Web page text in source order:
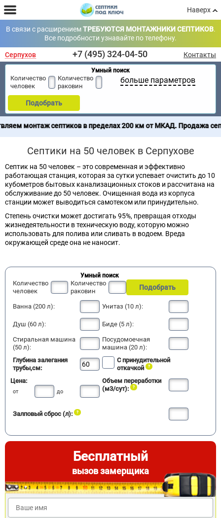
Наверх
В связи с расширениемТРЕБУЮТСЯ МОНТАЖНИКИ СЕПТИКОВ.
Все подробности узнавайте по телефону.
Серпухов +7 (495) 324-04-50 Контакты
Умный поиск
Количество
человек
Количество
раковин
больше параметров
Подобрать
в пределах 200 км от МКАД. Продажа септиков по всей
Септики на 50 человек в Серпухове
Септик на 50 человек – это современная и эффективно
работающая станция, которая за сутки успевает очистить до 10
кубометров бытовых канализационных стоков и рассчитана на
обслуживание до 50 человек. Очищенная вода из корпуса
станции может выводиться самотеком или принудительно.
Степень очистки может достигать 95%, превращая отходы
жизнедеятельности в техническую воду, которую можно
использовать для полива или сливать в водоем. Вреда
окружающей среде она не наносит.
Умный поиск
Количество
человек
Количество
раковин
Подобрать
Ванна (200 л): Унитаз (10 л):
Душ (60 л): Биде (5 л):
Стиральная машина
(50 л):
Посудомоечная
машина (20 л):
Глубина залегания
трубы,см:
С принудительной
откачкой
Цена:
от до
Объем переработки
(м3/сут):
Залповый сброс (л):
Бесплатный
вызов замерщика